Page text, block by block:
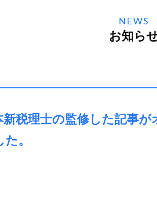
NEWS
お知ら
新税理士の監修した記事
。